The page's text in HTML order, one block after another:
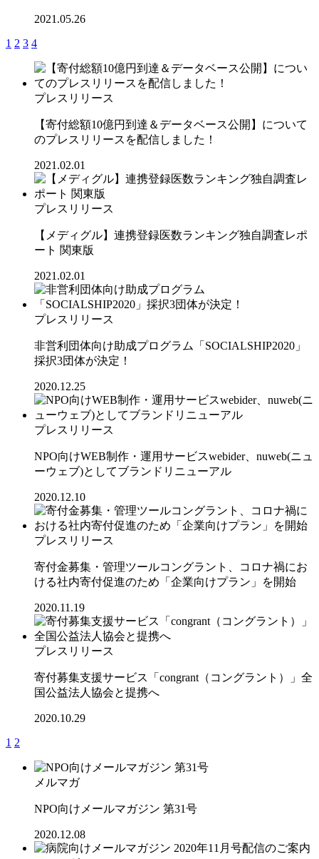
2021.05.26
1 2 3 4
プレスリリース
【寄付総額10億円到達＆データベース公開】について
のプレスリリースを配信しました！
2021.02.01
プレスリリース
【メディグル】連携登録医数ランキング独⾃調査レポ
ート 関東版
2021.02.01
プレスリリース
非営利団体向け助成プログラム「SOCIALSHIP2020」
採択3団体が決定！
2020.12.25
プレスリリース
NPO向けWEB制作・運用サービスwebider、nuweb(ニュ
ーウェブ)としてブランドリニューアル
2020.12.10
プレスリリース
寄付金募集・管理ツールコングラント、コロナ禍にお
ける社内寄付促進のため「企業向けプラン」を開始
2020.11.19
プレスリリース
寄付募集支援サービス「congrant（コングラント）」全
国公益法人協会と提携へ
2020.10.29
1 2
メルマガ
NPO向けメールマガジン 第31号
2020.12.08